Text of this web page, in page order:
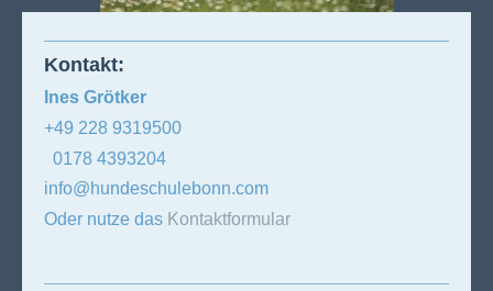
Kontakt:
Ines Grötker
+49 228 9319500
0178 4393204
info@hundeschulebonn.com
Oder nutze das Kontaktformular